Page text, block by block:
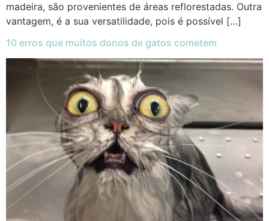
madeira, são provenientes de áreas reflorestadas. Outra
vantagem, é a sua versatilidade, pois é possível […]
10 erros que muitos donos de gatos cometem